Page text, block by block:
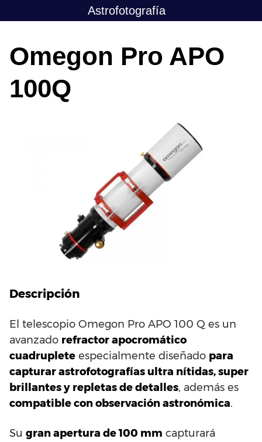
al
Astrofotografía
Omegon Pro APO
100Q
Descripción
El telescopio Omegon Pro APO 100 Q es un
avanzado refractor apocromático
cuadruplete especialmente diseñado para
capturar astrofotografías ultra nítidas, super
brillantes y repletas de detalles, además es
compatible con observación astronómica.
Su gran apertura de 100 mm capturará